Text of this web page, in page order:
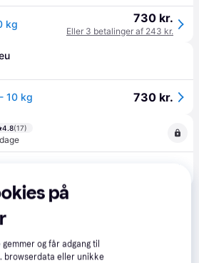
kg 730 kr.
Eller 3 betalinger af 243 kr.
10 kg 730 kr.
4.8(17)
på
og får adgang til
browserdata eller unikke